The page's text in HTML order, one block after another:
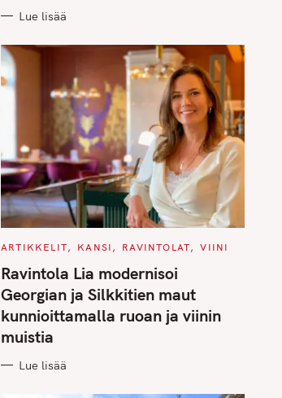
Lue lisää
C
T
E
G
O
R
I
S
ARTIKKELIT KANSI RAVINTOLAT VIINI
Ravintola Lia modernisoi
Georgian ja Silkkitien maut
kunnioittamalla ruoan ja viinin
muistia
Lue lisää